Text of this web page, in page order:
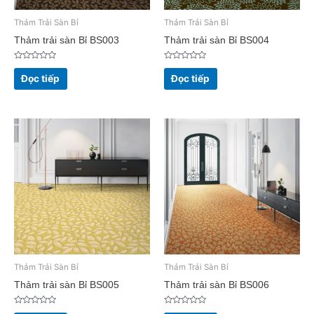
Thảm Trải Sàn Bỉ
Thảm trải sàn Bỉ BS003
Được
xếp
hạng
0
Đọc tiếp
Thảm Trải Sàn Bỉ
Thảm trải sàn Bỉ BS004
Được
xếp
hạng
0
Đọc tiếp
Thảm Trải Sàn Bỉ
Thảm trải sàn Bỉ BS005
Được
Thảm Trải Sàn Bỉ
Thảm trải sàn Bỉ BS006
Được